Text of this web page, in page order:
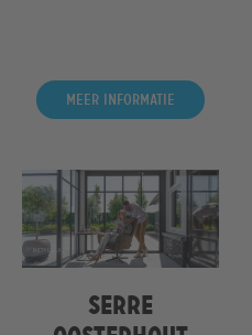
Meer informatie
Serre